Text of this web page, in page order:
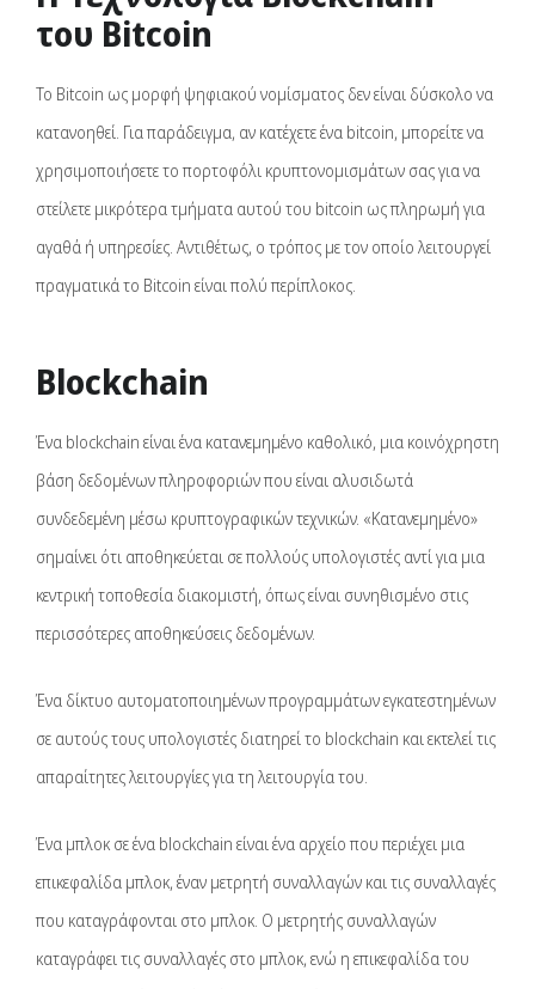
του Bitcoin
Το Bitcoin ως μορφή ψηφιακού νομίσματος δεν είναι δύσκολο να
κατανοηθεί. Για παράδειγμα, αν κατέχετε ένα bitcoin, μπορείτε να
χρησιμοποιήσετε το πορτοφόλι κρυπτονομισμάτων σας για να
στείλετε μικρότερα τμήματα αυτού του bitcoin ως πληρωμή για
αγαθά ή υπηρεσίες. Αντιθέτως, ο τρόπος με τον οποίο λειτουργεί
πραγματικά το Bitcoin είναι πολύ περίπλοκος.
Blockchain
Ένα blockchain είναι ένα κατανεμημένο καθολικό, μια κοινόχρηστη
βάση δεδομένων πληροφοριών που είναι αλυσιδωτά
συνδεδεμένη μέσω κρυπτογραφικών τεχνικών. «Κατανεμημένο»
σημαίνει ότι αποθηκεύεται σε πολλούς υπολογιστές αντί για μια
κεντρική τοποθεσία διακομιστή, όπως είναι συνηθισμένο στις
περισσότερες αποθηκεύσεις δεδομένων.
Ένα δίκτυο αυτοματοποιημένων προγραμμάτων εγκατεστημένων
σε αυτούς τους υπολογιστές διατηρεί το blockchain και εκτελεί τις
απαραίτητες λειτουργίες για τη λειτουργία του.
Ένα μπλοκ σε ένα blockchain είναι ένα αρχείο που περιέχει μια
επικεφαλίδα μπλοκ, έναν μετρητή συναλλαγών και τις συναλλαγές
που καταγράφονται στο μπλοκ. Ο μετρητής συναλλαγών
καταγράφει τις συναλλαγές στο μπλοκ, ενώ η επικεφαλίδα του